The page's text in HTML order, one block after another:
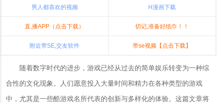
男人都喜欢的视频 H漫画下载
直,播APP（点击下载） 切记,准备好纸巾！！
附近带SE,交友软件 带se视频【点击下载】
随着数字时代的进步，游戏已经从过去的简单娱乐转变为一种综
合性的文化现象。人们愿意投入大量时间和精力在各种类型的游戏
中，尤其是一些酷游戏名所代表的创新与多样化的体验。这篇文章将